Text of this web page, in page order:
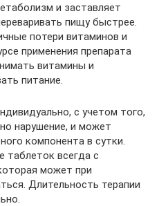
и заставляет
пищу быстрее.
потери витаминов и
применения препарата
витамины и
питание.
с учетом того,
нарушение, и может
компонента в сутки.
таблеток всегда с
может при
Длительность терапии